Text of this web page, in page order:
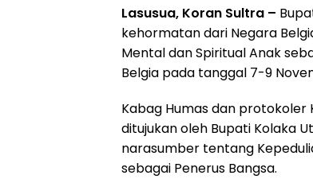
Lasusua, Koran Sultra –
kehormatan dari Negara
Mental dan Spiritual Anak
Belgia pada tanggal 7-9
Kabag Humas dan protokoler
ditujukan oleh Bupati Kolaka
narasumber tentang
sebagai Penerus Bangsa.